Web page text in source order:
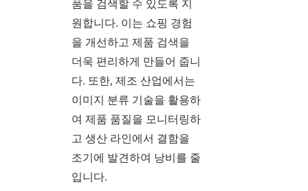
품을 검색할 수 있도록 지
원합니다. 이는 쇼핑 경험
을 개선하고 제품 검색을
더욱 편리하게 만들어 줍니
다. 또한, 제조 산업에서는
이미지 분류 기술을 활용하
여 제품 품질을 모니터링하
고 생산 라인에서 결함을
조기에 발견하여 낭비를 줄
입니다.